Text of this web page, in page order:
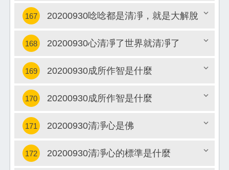
關閉
關閉
167 20200930唸唸都是清凈，就是大解脫
關閉
168 20200930心清凈了世界就清凈了
關閉
169 20200930成所作智是什麼
關閉
170 20200930成所作智是什麼
關閉
171 20200930清凈心是佛
172 20200930清凈心的標準是什麼